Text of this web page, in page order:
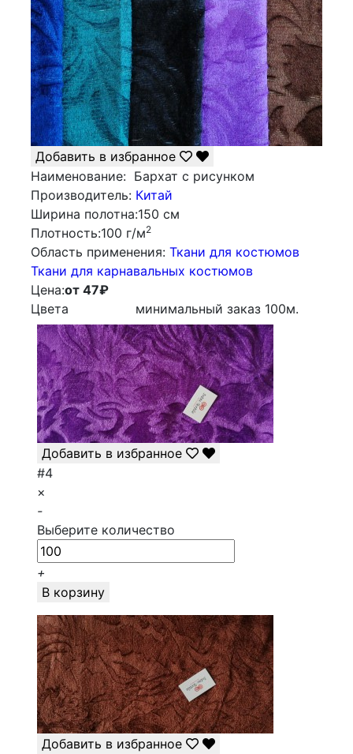
Добавить в избранное
Наименование: Бархат с рисунком
Производитель: Китай
Ширина полотна:150 см
Плотность:100 г/м2
Облаcть применения: Ткани для костюмов
Ткани для карнавальных костюмов
Цена:от 47₽
Цвета
минимальный заказ 100м.
Добавить в избранное
#4
×
-
Выберите количество
+
В корзину
Добавить в избранное